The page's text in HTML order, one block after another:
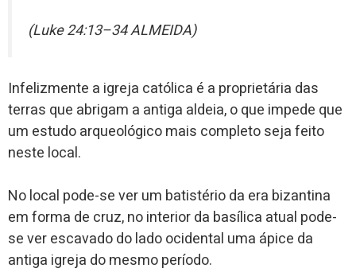
(Luke 24:13–34 ALMEIDA)
Infelizmente a igreja católica é a proprietária das
terras que abrigam a antiga aldeia, o que impede que
um estudo arqueológico mais completo seja feito
neste local.
No local pode-se ver um batistério da era bizantina
em forma de cruz, no interior da basílica atual pode-
se ver escavado do lado ocidental uma ápice da
antiga igreja do mesmo período.